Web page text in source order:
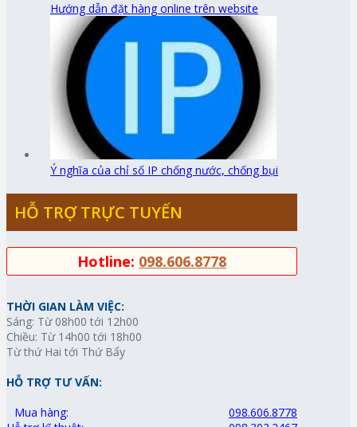
Hướng dẫn đặt hàng online trên website
Ý nghĩa của chỉ số IP chống nước, chống bụi
HỖ TRỢ TRỰC TUYẾN
Hotline: 098.606.8778
THỜI GIAN LÀM VIỆC:
Sáng: Từ 08h00 tới 12h00
Chiều: Từ 14h00 tới 18h00
Từ thứ Hai tới Thứ Bẩy
HỖ TRỢ TƯ VẤN:
Mua hàng:
098.606.8778